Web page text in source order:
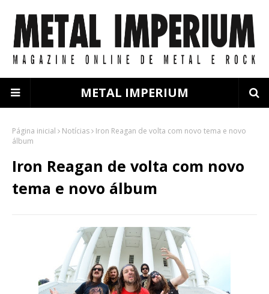
METAL IMPERIUM
Página inicial Notícias
Iron Reagan de volta com novo tema e novo
álbum
Iron Reagan de volta com novo
tema e novo álbum